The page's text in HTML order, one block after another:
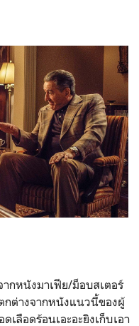
กหนังมาเฟีย/ม็อบสเตอร์
กต่างจากหนังแนวนี้ของผู้
ลือดร้อนเอะอะยิงเก็บเอา